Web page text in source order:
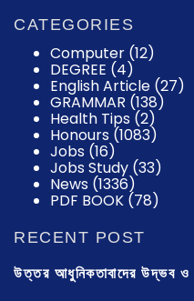
CATEGORIES
Computer (12)
DEGREE (4)
English Article (27)
GRAMMAR (138)
Health Tips (2)
Honours (1083)
Jobs (16)
Jobs Study (33)
News (1336)
PDF BOOK (78)
RECENT POST
উত্তর আধুনিকতাবাদের উদ্ভব ও